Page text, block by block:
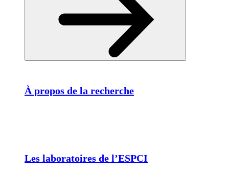
À propos de la recherche
Les laboratoires de l’ESPCI